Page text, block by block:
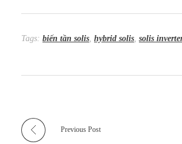
Tags: biến tần solis hybrid solis solis
Previous Post